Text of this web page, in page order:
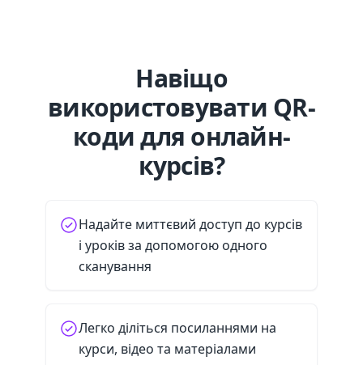
Навіщо
використовувати QR-
коди для онлайн-
курсів?
Надайте миттєвий доступ до курсів
і уроків за допомогою одного
сканування
Легко діліться посиланнями на
курси, відео та матеріалами